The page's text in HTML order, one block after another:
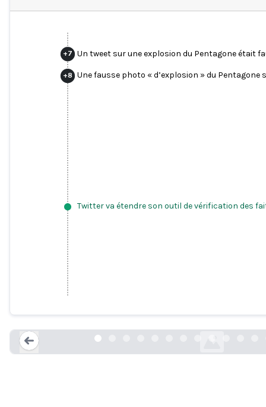
+7 Un tweet sur une explosion du Pentagone était
+8 Une fausse photo « d’explosion » du
Twitter va étendre son outil de vérification des
Un tweet sur une explosion du